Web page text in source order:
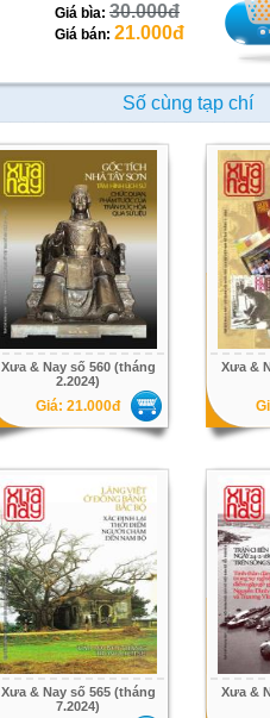
Giá bìa: 30.000đ
Giá bán: 21.000đ
Số cùng tạp chí
Xưa & Nay số 560 (tháng
2.2024)
Giá: 21.000đ
Xưa &
Xưa & Nay số 565 (tháng
7.2024)
Xưa &